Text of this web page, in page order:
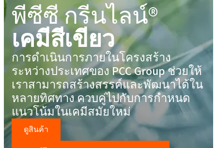
พีซีซี กรีนไลน์®
เคมีสีเขียว
การดำเนินการภายในโครงสร้าง
ระหว่างประเทศของ PCC Group ช่วยให้
เราสามารถสร้างสรรค์และพัฒนาได้ใน
หลายทิศทาง ควบคู่ไปกับการกำหนด
แนวโน้มในเคมีสมัยใหม่
ดูสินค้า